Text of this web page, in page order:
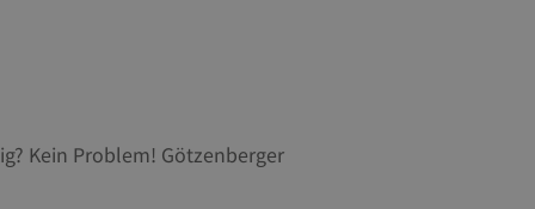
Kein Problem! Götzenberger